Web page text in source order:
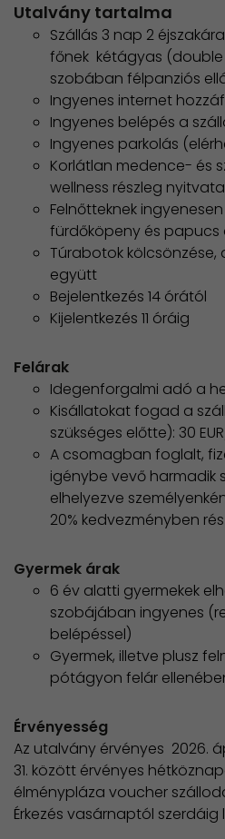
Utalvány tartalma
Szállás 3 nap 2
főnek kétágyas
szobában félpanziós
Ingyenes internet
Ingyenes belépés a
Ingyenes parkolás
Korlátlan medence- és
wellness részleg
Felnőtteknek
fürdőköpeny és
Túrabotok
együtt
Bejelentkezés 14 órától
Kijelentkezés 11 óráig
Felárak
Idegenforgalmi adó a
Kisállatokat fogad a
szükséges előtte): 30
​A csomagban foglalt,
igénybe vevő harmadik
elhelyezve
20% kedvezményben
Gyermek árak
6 év alatti gyermekek
szobájában ingyenes
belépéssel)
Gyermek, illetve plusz
pótágyon felár
Érvényesség
Az utalvány érvényes 2026.
31. között érvényes
élménypláza voucher
Érkezés vasárnaptól szerdáig